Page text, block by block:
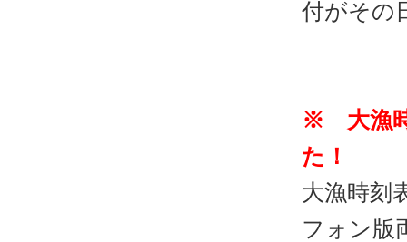
付がその
※ 大漁時
た！
大漁時刻
フォン版